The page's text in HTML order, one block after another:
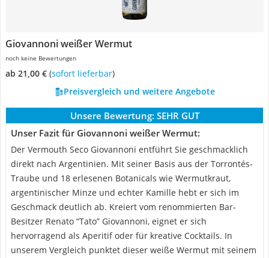
Giovannoni weißer Wermut
noch keine Bewertungen
ab 21,00 € ( Sofort lieferbar)
Preisvergleich und weitere Angebote
Unsere Bewertung: SEHR GUT
Unser Fazit für Giovannoni weißer Wermut:
Der Vermouth Seco Giovannoni entführt Sie geschmacklich
direkt nach Argentinien. Mit seiner Basis aus der Torrontés-
Traube und 18 erlesenen Botanicals wie Wermutkraut,
argentinischer Minze und echter Kamille hebt er sich im
Geschmack deutlich ab. Kreiert vom renommierten Bar-
Besitzer Renato “Tato” Giovannoni, eignet er sich
hervorragend als Aperitif oder für kreative Cocktails. In
unserem Vergleich punktet dieser weiße Wermut mit seinem